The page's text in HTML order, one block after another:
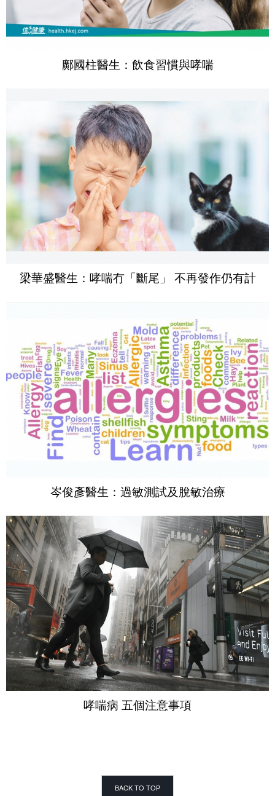
鄺國柱醫生：飲食習慣與哮喘
梁華盛醫生：哮喘冇「斷尾」 不再發作仍有計
岑俊彥醫生：過敏測試及脫敏治療
哮喘病 五個注意事項
BACK TO TOP